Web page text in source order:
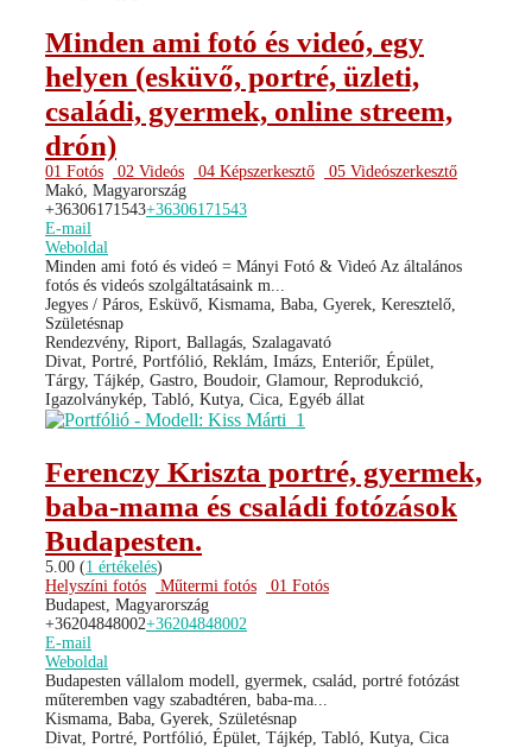
Minden ami fotó és videó, egy
helyen (esküvő, portré, üzleti,
családi, gyermek, online streem,
drón)
01 Fotós 02 Videós 04 Képszerkesztő
05 Videószerkesztő
Makó, Magyarország
+36306171543+36306171543
E-mail
Weboldal
Minden ami fotó és videó = Mányi Fotó & Videó Az általános
fotós és videós szolgáltatásaink m...
Jegyes / Páros, Esküvő, Kismama, Baba, Gyerek, Keresztelő,
Születésnap
Rendezvény, Riport, Ballagás, Szalagavató
Divat, Portré, Portfólió, Reklám, Imázs, Enteriőr, Épület,
Tárgy, Tájkép, Gastro, Boudoir, Glamour, Reprodukció,
Igazolványkép, Tabló, Kutya, Cica, Egyéb állat
Ferenczy Kriszta portré, gyermek,
baba-mama és családi fotózások
Budapesten.
5.00 (1 értékelés)
Helyszíni fotós
Műtermi fotós
01 Fotós
Budapest, Magyarország
+36204848002+36204848002
E-mail
Weboldal
Budapesten vállalom modell, gyermek, család, portré fotózást
műteremben vagy szabadtéren, baba-ma...
Kismama, Baba, Gyerek, Születésnap
Divat, Portré, Portfólió, Épület, Tájkép, Tabló, Kutya, Cica